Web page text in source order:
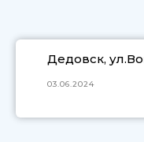
Дедовск,
03.06.2024